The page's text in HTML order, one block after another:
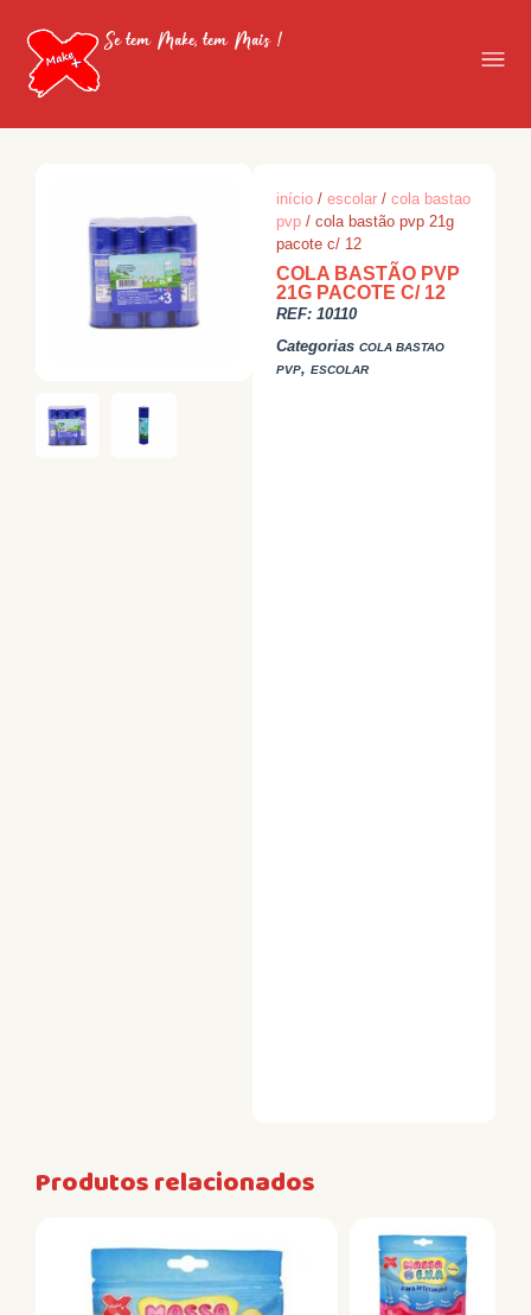
Se tem Make, tem Mais !
início /escolar /cola bastao
pvp / cola bastão pvp 21g
pacote c/ 12
COLA BASTÃO PVP
21G PACOTE C/ 12
REF:10110
Categorias COLA BASTAO
PVP,ESCOLAR
Produtos relacionados